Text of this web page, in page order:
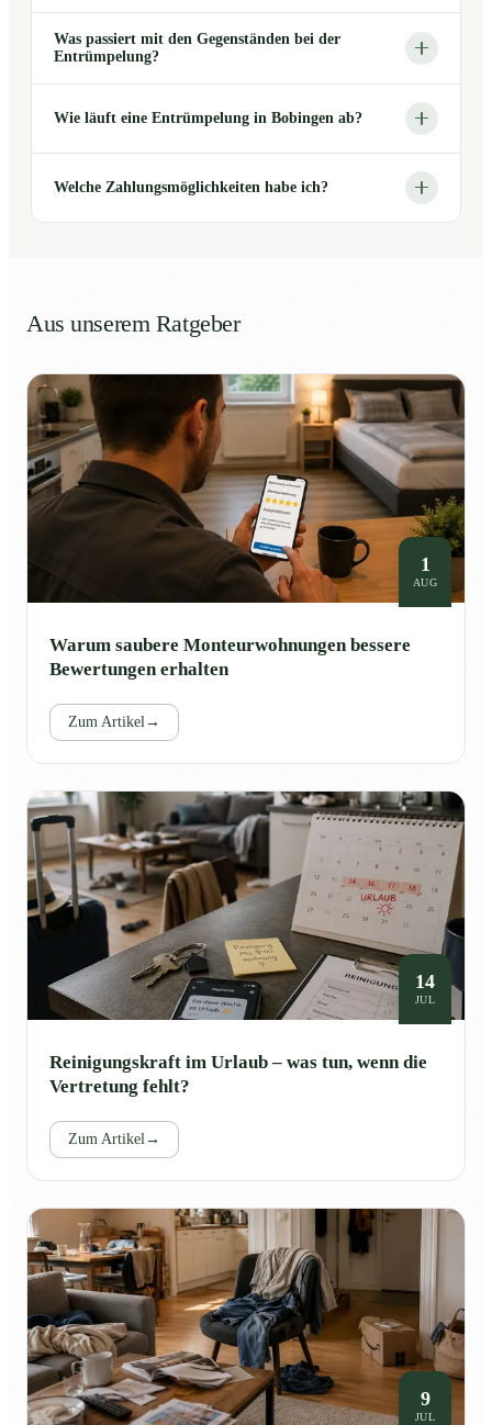
Was passiert mit den Gegenständen bei der
Entrümpelung?
Wie läuft eine Entrümpelung in Bobingen ab?
Welche Zahlungsmöglichkeiten habe ich?
Aus unserem Ratgeber
1
AUG
Warum saubere Monteurwohnungen bessere
Bewertungen erhalten
Zum Artikel →
14
JUL
Reinigungskraft im Urlaub – was tun, wenn die
Vertretung fehlt?
Zum Artikel →
9
JUL